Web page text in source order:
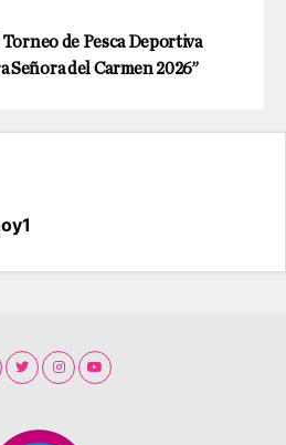
de Pesca Deportiva
Señora del Carmen 2026”